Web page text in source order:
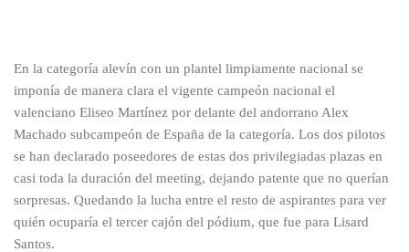
En la categoría alevín con un plantel limpiamente nacional se
imponía de manera clara el vigente campeón nacional el
valenciano Eliseo Martínez por delante del andorrano Alex
Machado subcampeón de España de la categoría. Los dos pilotos
se han declarado poseedores de estas dos privilegiadas plazas en
casi toda la duración del meeting, dejando patente que no querían
sorpresas. Quedando la lucha entre el resto de aspirantes para ver
quién ocuparía el tercer cajón del pódium, que fue para Lisard
Santos.